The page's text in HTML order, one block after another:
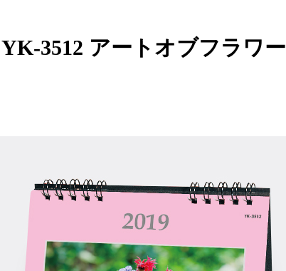
YK-3512 アートオブフラワー